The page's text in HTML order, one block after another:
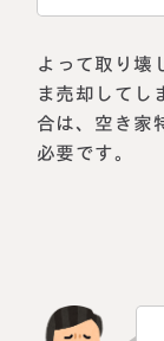
よって取り壊
ま売却してし
合は、空き家
必要です。